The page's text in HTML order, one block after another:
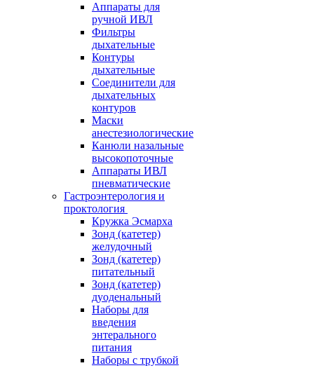
Аппараты для
ручной ИВЛ
Фильтры
дыхательные
Контуры
дыхательные
Соединители для
дыхательных
контуров
Маски
анестезиологические
Канюли назальные
высокопоточные
Аппараты ИВЛ
пневматические
Гастроэнтерология и
проктология
Кружка Эсмарха
Зонд (катетер)
желудочный
Зонд (катетер)
питательный
Зонд (катетер)
дуоденальный
Наборы для
введения
энтерального
питания
Наборы с трубкой